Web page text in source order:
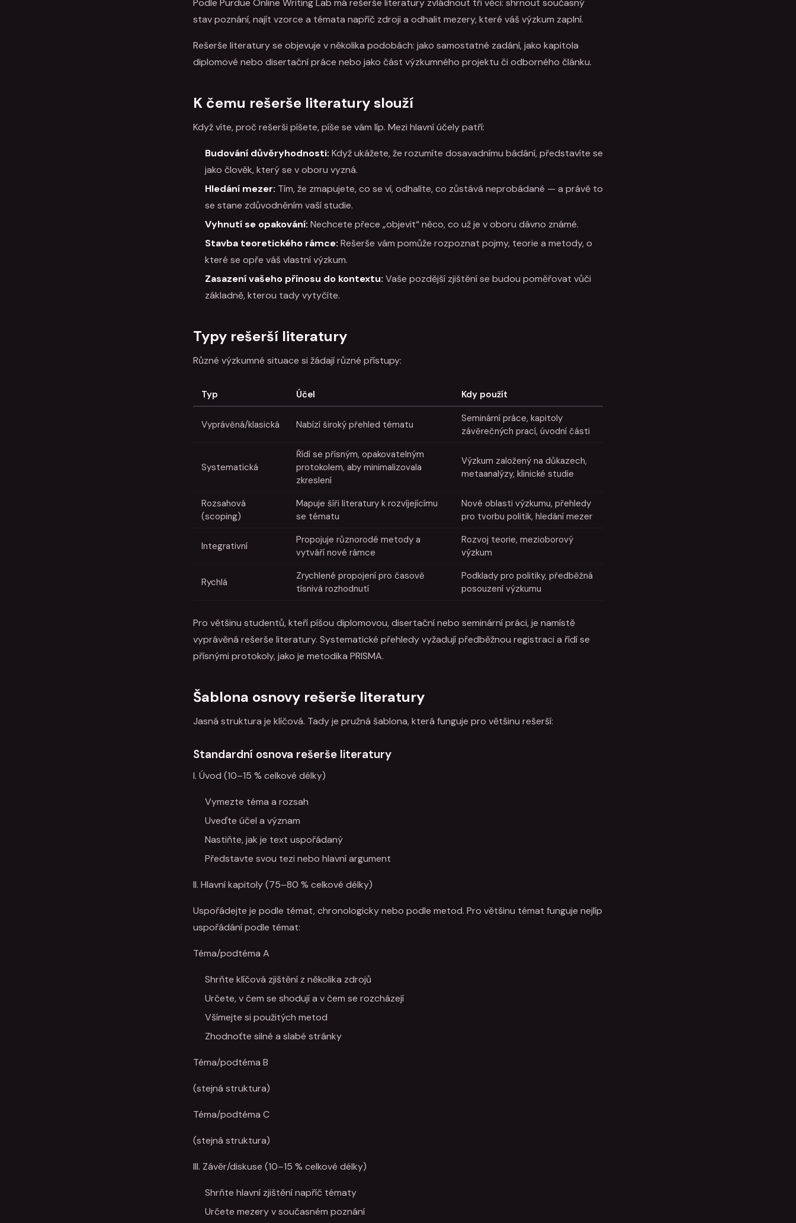
Podle Purdue Online Writing Lab má rešerše literatury zvládnout tři věci: shrnout současný
stav poznání, najít vzorce a témata napříč zdroji a odhalit mezery, které váš výzkum zaplní.
Rešerše literatury se objevuje v několika podobách: jako samostatné zadání, jako kapitola
diplomové nebo disertační práce nebo jako část výzkumného projektu či odborného článku.
K čemu rešerše literatury slouží
Když víte, proč rešerši píšete, píše se vám líp. Mezi hlavní účely patří:
Budování důvěryhodnosti: Když ukážete, že rozumíte dosavadnímu bádání, představíte se
jako člověk, který se v oboru vyzná.
Hledání mezer: Tím, že zmapujete, co se ví, odhalíte, co zůstává neprobádané — a právě to
se stane zdůvodněním vaší studie.
Vyhnutí se opakování: Nechcete přece „objevit“ něco, co už je v oboru dávno známé.
Stavba teoretického rámce: Rešerše vám pomůže rozpoznat pojmy, teorie a metody, o
které se opře váš vlastní výzkum.
Zasazení vašeho přínosu do kontextu: Vaše pozdější zjištění se budou poměřovat vůči
základně, kterou tady vytyčíte.
Typy rešerší literatury
Různé výzkumné situace si žádají různé přístupy:
Typ Účel Kdy použít
Vyprávěná/klasická Nabízí široký přehled tématu
Seminární práce, kapitoly
závěrečných prací, úvodní části
Systematická
Řídí se přísným, opakovatelným
protokolem, aby minimalizovala
zkreslení
Výzkum založený na důkazech,
metaanalýzy, klinické studie
Rozsahová
(scoping)
Mapuje šíři literatury k rozvíjejícímu
se tématu
Nové oblasti výzkumu, přehledy
pro tvorbu politik, hledání mezer
Integrativní
Propojuje různorodé metody a
vytváří nové rámce
Rozvoj teorie, mezioborový
výzkum
Rychlá
Zrychlené propojení pro časově
tísnivá rozhodnutí
Podklady pro politiky, předběžná
posouzení výzkumu
Pro většinu studentů, kteří píšou diplomovou, disertační nebo seminární práci, je namístě
vyprávěná rešerše literatury. Systematické přehledy vyžadují předběžnou registraci a řídí se
přísnými protokoly, jako je metodika PRISMA.
Šablona osnovy rešerše literatury
Jasná struktura je klíčová. Tady je pružná šablona, která funguje pro většinu rešerší:
Standardní osnova rešerše literatury
I. Úvod (10–15 % celkové délky)
Vymezte téma a rozsah
Uveďte účel a význam
Nastiňte, jak je text uspořádaný
Představte svou tezi nebo hlavní argument
II. Hlavní kapitoly (75–80 % celkové délky)
Uspořádejte je podle témat, chronologicky nebo podle metod. Pro většinu témat funguje nejlíp
uspořádání podle témat:
Téma/podtéma A
Shrňte klíčová zjištění z několika zdrojů
Určete, v čem se shodují a v čem se rozcházejí
Všímejte si použitých metod
Zhodnoťte silné a slabé stránky
Téma/podtéma B
(stejná struktura)
Téma/podtéma C
(stejná struktura)
III. Závěr/diskuse (10–15 % celkové délky)
Shrňte hlavní zjištění napříč tématy
Určete mezery v současném poznání